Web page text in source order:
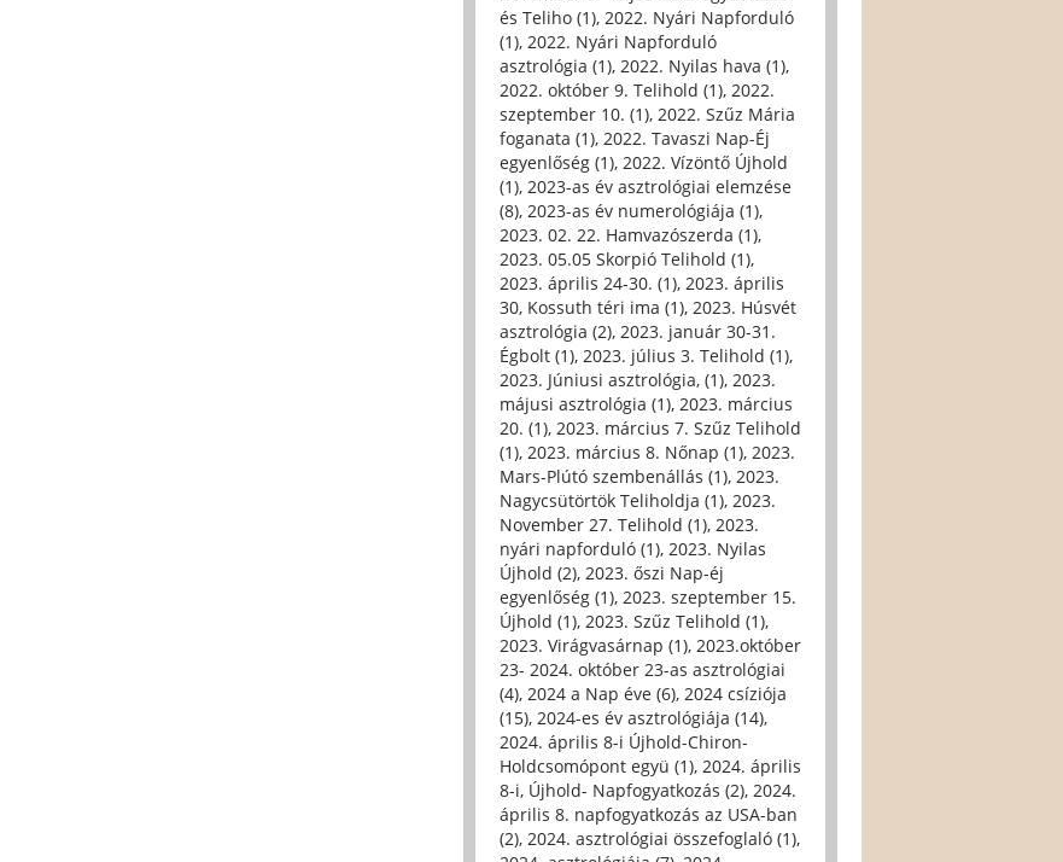
és Teliho (1), 2022. Nyári Napforduló
(1), 2022. Nyári Napforduló
asztrológia (1), 2022. Nyilas hava (1),
2022. október 9. Telihold (1), 2022.
szeptember 10. (1), 2022. Szűz Mária
foganata (1), 2022. Tavaszi Nap-Éj
egyenlőség (1), 2022. Vízöntő Újhold
(1), 2023-as év asztrológiai elemzése
(8), 2023-as év numerológiája (1),
2023. 02. 22. Hamvazószerda (1),
2023. 05.05 Skorpió Telihold (1),
2023. április 24-30. (1), 2023. április
30, Kossuth téri ima (1), 2023. Húsvét
asztrológia (2), 2023. január 30-31.
Égbolt (1), 2023. július 3. Telihold (1),
2023. Júniusi asztrológia, (1), 2023.
májusi asztrológia (1), 2023. március
20. (1), 2023. március 7. Szűz Telihold
(1), 2023. március 8. Nőnap (1), 2023.
Mars-Plútó szembenállás (1), 2023.
Nagycsütörtök Teliholdja (1), 2023.
November 27. Telihold (1), 2023.
nyári napforduló (1), 2023. Nyilas
Újhold (2), 2023. őszi Nap-éj
egyenlőség (1), 2023. szeptember 15.
Újhold (1), 2023. Szűz Telihold (1),
2023. Virágvasárnap (1), 2023.október
23- 2024. október 23-as asztrológiai
(4), 2024 a Nap éve (6), 2024 csíziója
(15), 2024-es év asztrológiája (14),
2024. április 8-i Újhold-Chiron-
Holdcsomópont együ (1), 2024. április
8-i, Újhold- Napfogyatkozás (2), 2024.
április 8. napfogyatkozás az USA-ban
(2), 2024. asztrológiai összefoglaló (1),